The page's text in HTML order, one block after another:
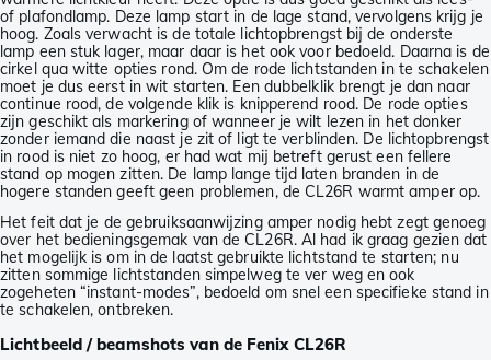
of plafondlamp. Deze lamp start in de lage stand, vervolgens krijg je
hoog. Zoals verwacht is de totale lichtopbrengst bij de onderste
lamp een stuk lager, maar daar is het ook voor bedoeld. Daarna is de
cirkel qua witte opties rond. Om de rode lichtstanden in te schakelen
moet je dus eerst in wit starten. Een dubbelklik brengt je dan naar
continue rood, de volgende klik is knipperend rood. De rode opties
zijn geschikt als markering of wanneer je wilt lezen in het donker
zonder iemand die naast je zit of ligt te verblinden. De lichtopbrengst
in rood is niet zo hoog, er had wat mij betreft gerust een fellere
stand op mogen zitten. De lamp lange tijd laten branden in de
hogere standen geeft geen problemen, de CL26R warmt amper op.
Het feit dat je de gebruiksaanwijzing amper nodig hebt zegt genoeg
over het bedieningsgemak van de CL26R. Al had ik graag gezien dat
het mogelijk is om in de laatst gebruikte lichtstand te starten; nu
zitten sommige lichtstanden simpelweg te ver weg en ook
zogeheten “instant-modes”, bedoeld om snel een specifieke stand in
te schakelen, ontbreken.
Lichtbeeld / beamshots van de Fenix CL26R